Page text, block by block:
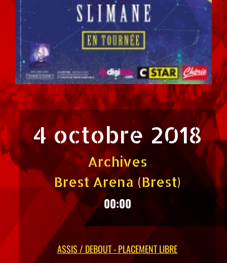
4 octobre 2018
Archives
Brest Arena (Brest)
00:00
ASSIS / DEBOUT - PLACEMENT LIBRE